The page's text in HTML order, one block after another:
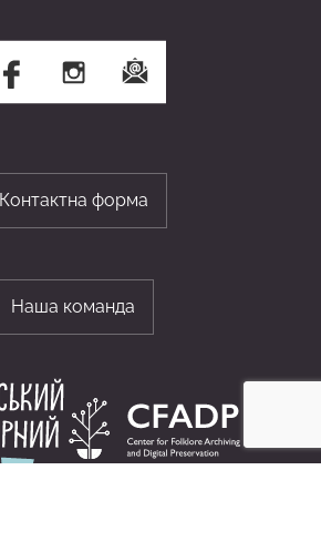
Контактна форма
Наша команда